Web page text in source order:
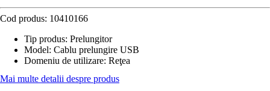
Cod produs: 10410166
Tip produs: Prelungitor
Model: Cablu prelungire USB
Domeniu de utilizare: Reţea
Mai multe detalii despre produs